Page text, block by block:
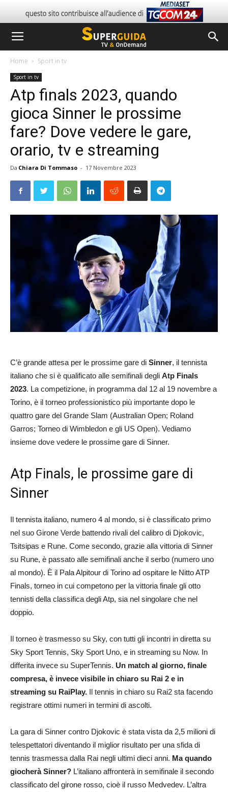
Home Sport in tv
Sport in tv
Atp finals 2023, quando
gioca Sinner le prossime
fare? Dove vedere le gare,
orario, tv e streaming
Da Chiara Di Tommaso - 17 Novembre 2023
C’è grande attesa per le prossime gare di Sinner, il tennista
italiano che si è qualificato alle semifinali degli Atp Finals
2023. La competizione, in programma dal 12 al 19 novembre a
Torino, è il torneo professionistico più importante dopo le
quattro gare del Grande Slam (Australian Open; Roland
Garros; Torneo di Wimbledon e gli US Open). Vediamo
insieme dove vedere le prossime gare di Sinner.
Atp Finals, le prossime gare di
Sinner
Il tennista italiano, numero 4 al mondo, si è classificato primo
nel suo Girone Verde battendo rivali del calibro di Djokovic,
Tsitsipas e Rune. Come secondo, grazie alla vittoria di Sinner
su Rune, è passato alle semifinali anche il serbo (numero uno
al mondo). È il Pala Alpitour di Torino ad ospitare le Nitto ATP
Finals, torneo in cui competono per la vittoria finale gli otto
tennisti della classifica degli Atp, sia nel singolare che nel
doppio.
Il torneo è trasmesso su Sky, con tutti gli incontri in diretta su
Sky Sport Tennis, Sky Sport Uno, e in streaming su Now. In
differita invece su SuperTennis. Un match al giorno, finale
compresa, è invece visibile in chiaro su Rai 2 e in
streaming su RaiPlay. Il tennis in chiaro su Rai2 sta facendo
registrare ottimi numeri in termini di ascolti.
La gara di Sinner contro Djokovic è stata vista da 2,5 milioni di
telespettatori diventando il miglior risultato per una sfida di
tennis trasmessa dalla Rai negli ultimi dieci anni. Ma quando
giocherà Sinner? L’italiano affronterà in semifinale il secondo
classificato del girone rosso, cioè il russo Medvedev. L’altra